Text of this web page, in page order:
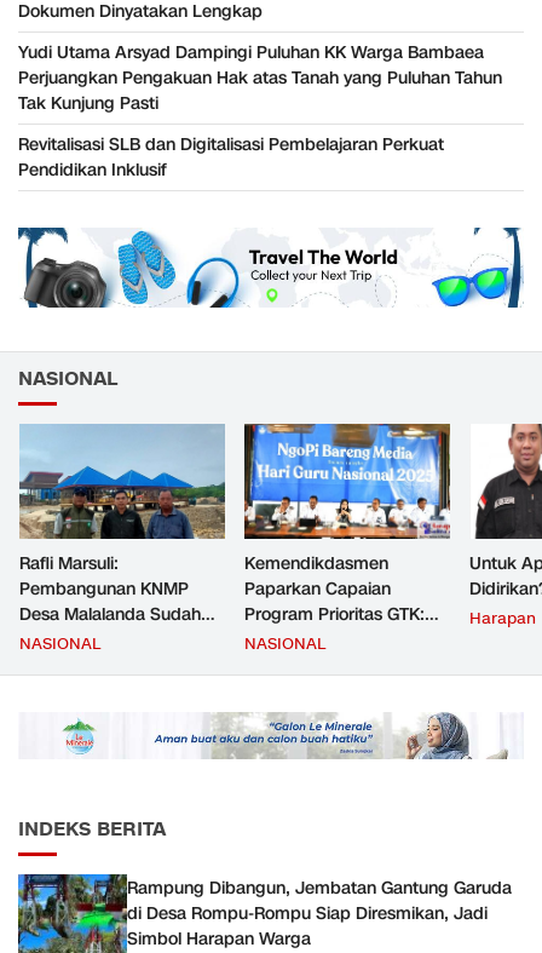
Dokumen Dinyatakan Lengkap
Yudi Utama Arsyad Dampingi Puluhan KK Warga Bambaea
Perjuangkan Pengakuan Hak atas Tanah yang Puluhan Tahun
Tak Kunjung Pasti
Revitalisasi SLB dan Digitalisasi Pembelajaran Perkuat
Pendidikan Inklusif
NASIONAL
Rafli Marsuli:
Pembangunan KNMP
Desa Malalanda Sudah
Mencapai 69 Persen dan
JMD dan JMF
NASIONAL
Kemendikdasmen
Paparkan Capaian
Program Prioritas GTK:
Kompetensi Meningkat,
NASIONAL
Untuk
Harapan
INDEKS BERITA
Rampung Dibangun, Jembatan Gantung Garuda
di Desa Rompu-Rompu Siap Diresmikan, Jadi
Simbol Harapan Warga